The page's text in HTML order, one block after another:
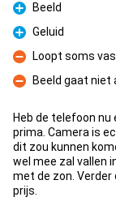
Pour
Beeld
Pour
Geluid
Contre
Loopt soms
Contre
Beeld gaat niet
Heb de telefoon nu
prima. Camera is
dit zou kunnen
wel mee zal vallen
met de zon.
prijs.